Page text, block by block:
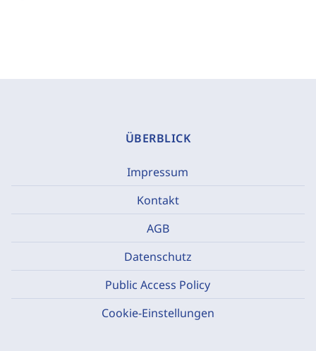
ÜBERBLICK
Impressum
Kontakt
AGB
Datenschutz
Public Access Policy
Cookie-Einstellungen